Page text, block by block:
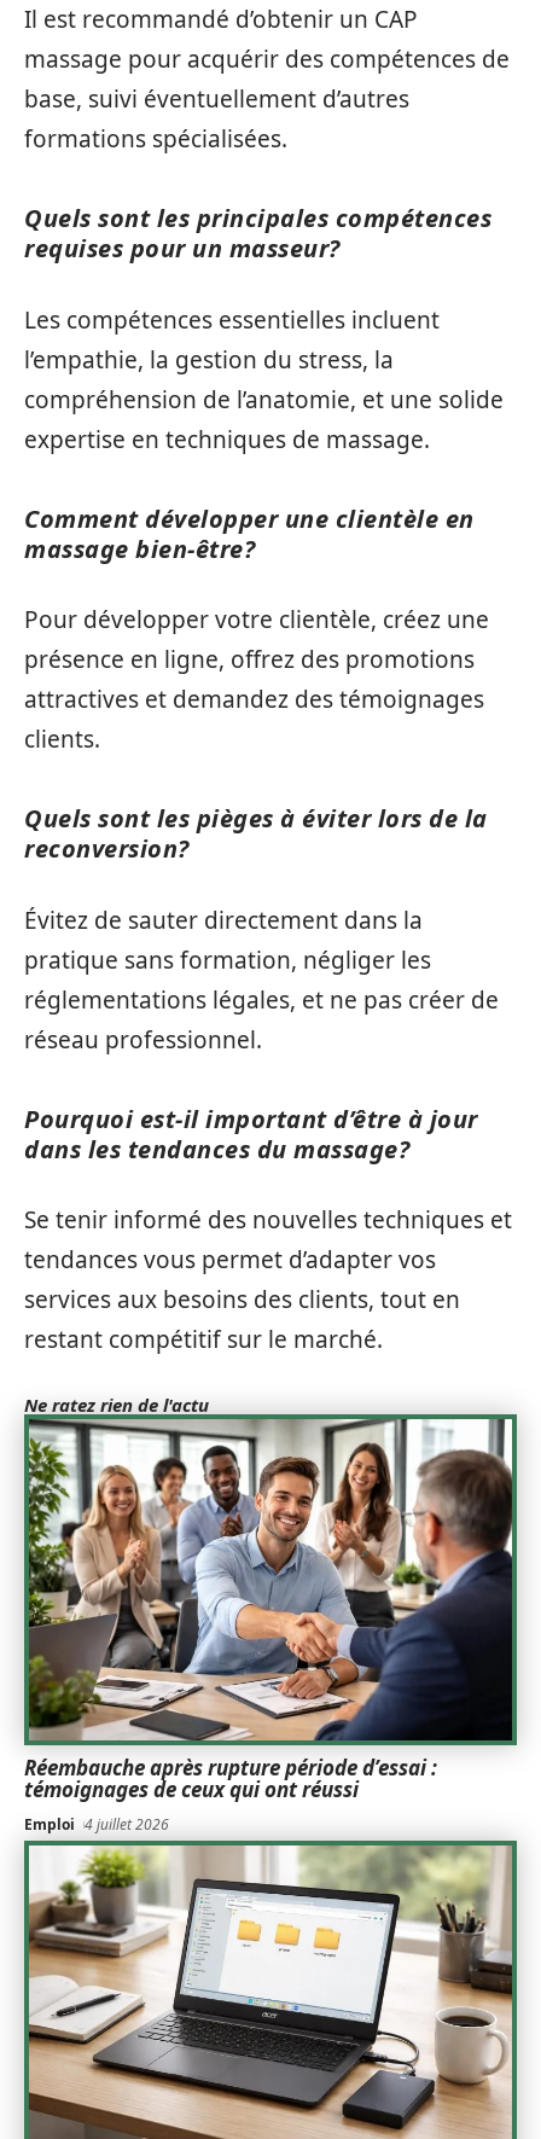
Il est recommandé d’obtenir un CAP
massage pour acquérir des compétences de
base, suivi éventuellement d’autres
formations spécialisées.
Quels sont les principales compétences
requises pour un masseur?
Les compétences essentielles incluent
l’empathie, la gestion du stress, la
compréhension de l’anatomie, et une solide
expertise en techniques de massage.
Comment développer une clientèle en
massage bien-être?
Pour développer votre clientèle, créez une
présence en ligne, offrez des promotions
attractives et demandez des témoignages
clients.
Quels sont les pièges à éviter lors de la
reconversion?
Évitez de sauter directement dans la
pratique sans formation, négliger les
réglementations légales, et ne pas créer de
réseau professionnel.
Pourquoi est-il important d’être à jour
dans les tendances du massage?
Se tenir informé des nouvelles techniques et
tendances vous permet d’adapter vos
services aux besoins des clients, tout en
restant compétitif sur le marché.
Ne ratez rien de l'actu
Réembauche après rupture période d’essai :
témoignages de ceux qui ont réussi
Emploi 4 juillet 2026